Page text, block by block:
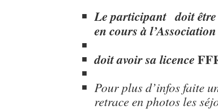
Le participant doit être
en cours à l’
doit avoir sa licence
Pour plus d’infos faite
retrace en photos les